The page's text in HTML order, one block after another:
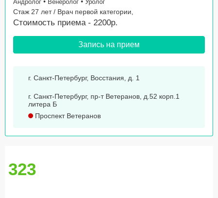
Андролог • Венеролог • Уролог
Стаж 27 лет / Врач первой категории,
Стоимость приема - 2200р.
Запись на прием
г. Санкт-Петербург, Восстания, д. 1
г. Санкт-Петербург, пр-т Ветеранов, д.52 корп.1
литера Б
Проспект Ветеранов
323